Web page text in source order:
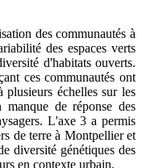
des communautés à
des espaces verts
d'habitats ouverts.
ces communautés ont
plusieurs échelles sur les
de réponse des
L'axe 3 a permis
de terre à Montpellier et
diversité génétiques des
en contexte urbain.